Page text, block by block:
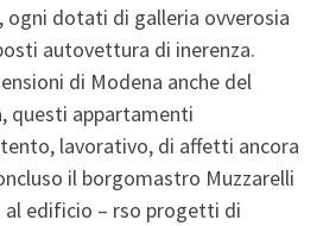
ogni dotati di galleria ovverosia
autovettura di inerenza.
di Modena anche del
questi appartamenti
lavorativo, di affetti ancora
il borgomastro Muzzarelli
edificio – rso progetti di